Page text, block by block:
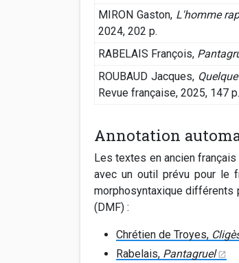
MIRON Gaston, L'homme
2024, 202 p.
RABELAIS François,
ROUBAUD Jacques,
Revue française, 2025, 147 p.
Annotation
Les textes en ancien
avec un outil prévu pour le
morphosyntaxique différents
(DMF) :
Chrétien de Troyes,
Rabelais, Pantagruel